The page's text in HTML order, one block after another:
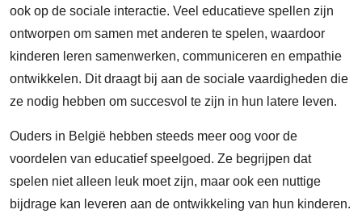
ook op de sociale interactie. Veel educatieve spellen zijn
ontworpen om samen met anderen te spelen, waardoor
kinderen leren samenwerken, communiceren en empathie
ontwikkelen. Dit draagt bij aan de sociale vaardigheden die
ze nodig hebben om succesvol te zijn in hun latere leven.
Ouders in België hebben steeds meer oog voor de
voordelen van educatief speelgoed. Ze begrijpen dat
spelen niet alleen leuk moet zijn, maar ook een nuttige
bijdrage kan leveren aan de ontwikkeling van hun kinderen.